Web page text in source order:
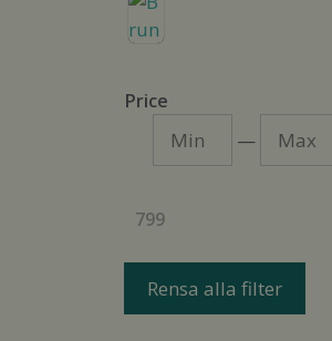
Price
—
799
Rensa alla filter